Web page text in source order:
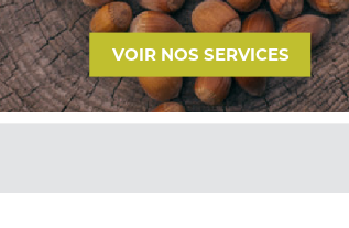
VOIR NOS SERVICES